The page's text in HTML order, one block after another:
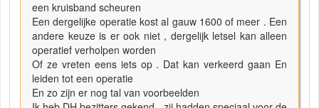
een kruisband scheuren
Een dergelijke operatie kost al gauw 1600 of meer . Een
andere keuze is er ook niet , dergelijk letsel kan alleen
operatief verholpen worden
Of ze vreten eens iets op . Dat kan verkeerd gaan En
leiden tot een operatie
En zo zijn er nog tal van voorbeelden